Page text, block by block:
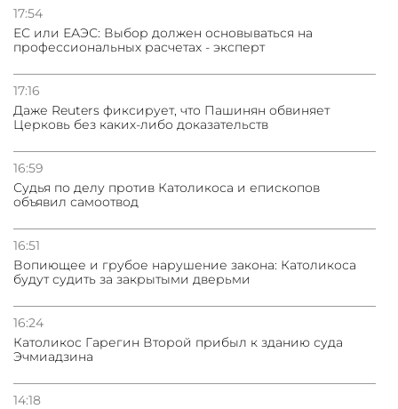
17:54
ЕС или ЕАЭС: Выбор должен основываться на
профессиональных расчетах - эксперт
17:16
Даже Reuters фиксирует, что Пашинян обвиняет
Церковь без каких-либо доказательств
16:59
Судья по делу против Католикоса и епископов
объявил самоотвод
16:51
Вопиющее и грубое нарушение закона: Католикоса
будут судить за закрытыми дверьми
16:24
Католикос Гарегин Второй прибыл к зданию суда
Эчмиадзина
14:18
Азербайджане
31.07.2026
Сотрудничество и очереди – детали визита главы
погрануправления СНБ Армении в Тбилиси